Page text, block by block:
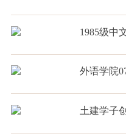
1985级中
外语学院
土建学子